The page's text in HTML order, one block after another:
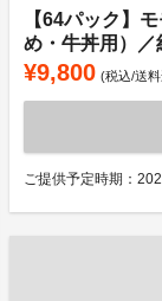
【64パック】
め・牛丼用）／
¥9,800 (税込/送
ご提供予定時期：